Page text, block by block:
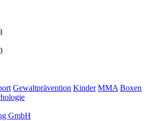
Gewaltprävention Kinder MMA Boxen
GmbH